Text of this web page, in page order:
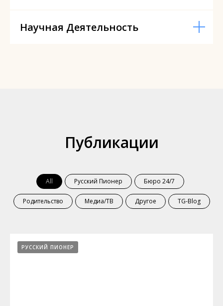
Научная Деятельность
Публикации
All Русский Пионер Бюро 24/7
Родительство Медиа/ТВ Другое TG-Blog
РУССКИЙ ПИОНЕР